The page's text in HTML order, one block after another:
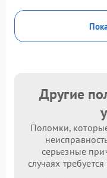
Другие
Поломки,
серьезные
случаях